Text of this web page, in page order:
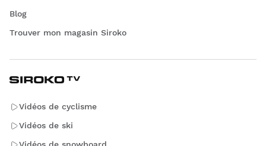
Blog
Trouver mon magasin Siroko
Vidéos de cyclisme
Vidéos de ski